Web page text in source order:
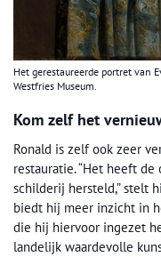
Het gerestaureerde portret van
Westfries Museum.
Kom zelf het
Ronald is zelf ook zeer
restauratie. “Het heeft
schilderij hersteld,” stelt
biedt hij meer inzicht in
die hij hiervoor ingezet
landelijk waardevolle